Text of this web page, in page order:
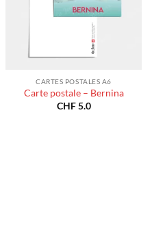
CARTES POSTALES A6
Carte postale – Bernina
CHF5.0